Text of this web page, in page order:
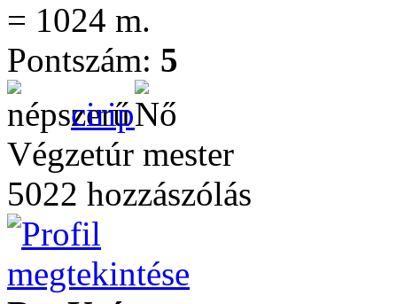
= 1024 m.
Pontszám: 5
cirip
Végzetúr mester
5022 hozzászólás